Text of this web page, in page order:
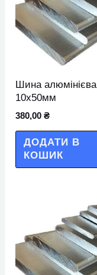
Шина алюмінієва
10х50мм
380,00₴
ДОДАТИ В
КОШИК